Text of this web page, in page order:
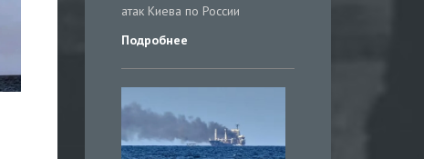
атак Киева по России
Подробнее